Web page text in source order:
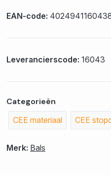
EAN-code:
Leverancierscode: 16043
Categorieën
CEE materiaal CEE
Merk: Bals